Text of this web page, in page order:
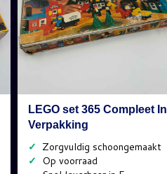
LEGO set 365 Compleet In
Verpakking
✓
✓